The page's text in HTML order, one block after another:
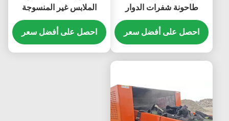
طاحونة شفرات الدوار
كسارة يمكن أن تمزق كل
النفايات الناعمة
احصل على أفضل سعر
الملابس غير المنسوجة
المنسوجات كسارة توفير
الطاقة شفرات الدوار القطع
احصل على أفضل سعر